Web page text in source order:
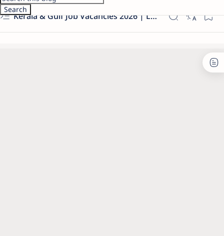
Kerala & Gulf Job Vacancies 2026 | Latest Govt & Private Jobs